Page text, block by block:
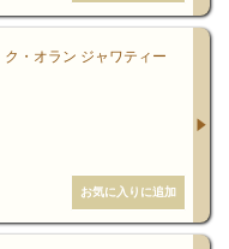
・オラン ジャワティー